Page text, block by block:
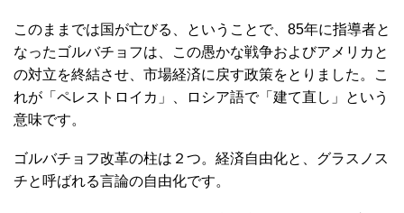
このままでは国が亡びる、ということで、85年に指導者と
なったゴルバチョフは、この愚かな戦争およびアメリカと
の対立を終結させ、市場経済に戻す政策をとりました。こ
れが「ペレストロイカ」、ロシア語で「建て直し」という
意味です。
ゴルバチョフ改革の柱は２つ。経済自由化と、グラスノス
チと呼ばれる言論の自由化です。